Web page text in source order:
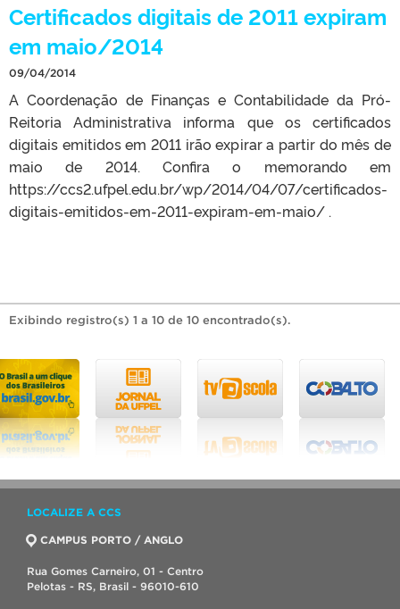
Certificados digitais de 2011 expiram
em maio/2014
09/04/2014
A Coordenação de Finanças e Contabilidade da Pró-
Reitoria Administrativa informa que os certificados
digitais emitidos em 2011 irão expirar a partir do mês de
maio de 2014. Confira o memorando em
https://ccs2.ufpel.edu.br/wp/2014/04/07/certificados-
digitais-emitidos-em-2011-expiram-em-maio/ .
Exibindo registro(s) 1 a 10 de 10 encontrado(s).
LOCALIZE A CCS
CAMPUS PORTO / ANGLO
Rua Gomes Carneiro, 01 - Centro
Pelotas - RS, Brasil - 96010-610